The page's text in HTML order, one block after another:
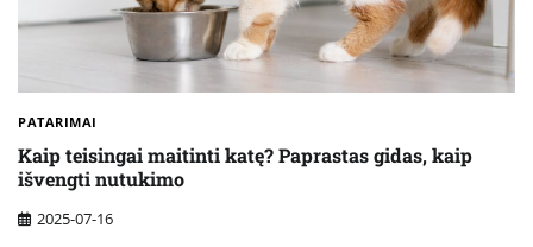
PATARIMAI
Kaip teisingai maitinti katę? Paprastas gidas, kaip
išvengti nutukimo
2025-07-16